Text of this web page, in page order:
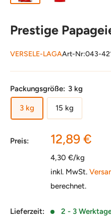
Prestige
VERSELE-LAGAArt-Nr:043-
Packungsgröße: 3 kg
3 kg 15 kg
Preis: 12,89 €
4,30 €/kg
inkl. MwSt.
berechnet.
Lieferzeit: 2 - 3